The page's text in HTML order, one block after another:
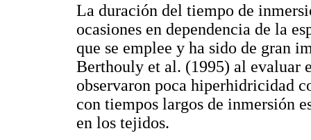
La duración del tiempo de
ocasiones en dependencia de la
que se emplee y ha sido de gran
Berthouly et al. (1995) al evaluar
observaron poca hiperhidricidad
con tiempos largos de inmersión
en los tejidos.